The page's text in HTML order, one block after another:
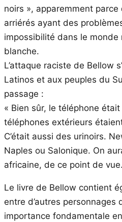
noirs », apparemment
arriérés ayant des
impossibilité dans le
blanche.
L’attaque raciste de Bellow
Latinos et aux peuples du
passage :
« Bien sûr, le téléphone
téléphones extérieurs
C’était aussi des urinoirs.
Naples ou Salonique. On
africaine, de ce point de
Le livre de Bellow contient
entre d’autres personnages
importance fondamentale